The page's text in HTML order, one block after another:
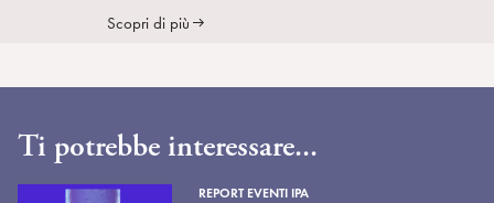
Scopri di più
Ti potrebbe interessare...
REPORT EVENTI IPA